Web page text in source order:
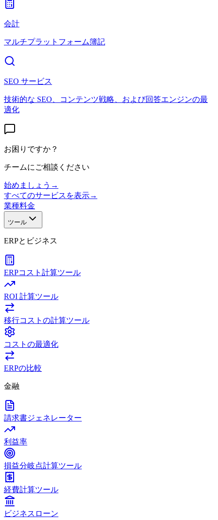
会計
マルチプラットフォーム簿記
SEO サービス
技術的な SEO、コンテンツ戦略、および回答エンジンの最
適化
お困りですか？
チームにご相談ください
始めましょう →
すべてのサービスを表示→
業種料金
ツール
ERPとビジネス
ERPコスト計算ツール
ROI 計算ツール
移行コストの計算ツール
コストの最適化
ERPの比較
金融
請求書ジェネレーター
利益率
損益分岐点計算ツール
経費計算ツール
ビジネスローン